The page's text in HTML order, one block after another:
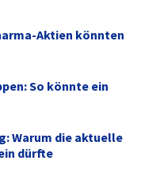
Aktien könnten
So könnte ein
Warum die aktuelle
dürfte